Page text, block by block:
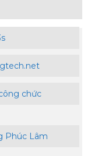
chức
Phúc Lâm